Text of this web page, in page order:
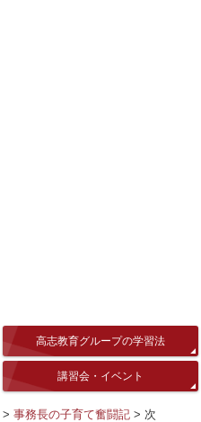
高志教育グループの学習法
講習会・イベント
> 事務長の子育て奮闘記 > 次